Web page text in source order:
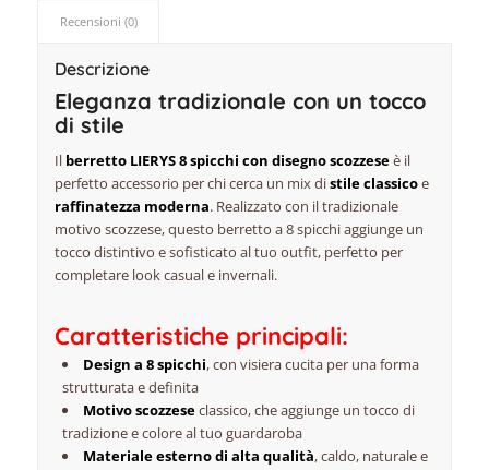
Recensioni (0)
Descrizione
Eleganza tradizionale con un tocco
di stile
Il berretto LIERYS 8 spicchi con disegno scozzeseè il
perfetto accessorio per chi cerca un mix distile classicoe
raffinatezza moderna. Realizzato con il tradizionale
motivo scozzese, questo berretto a 8 spicchi aggiunge un
tocco distintivo e sofisticato al tuo outfit, perfetto per
completare look casual e invernali.
Caratteristiche principali:
Design a 8 spicchi, con visiera cucita per una forma
strutturata e definita
Motivo scozzeseclassico, che aggiunge un tocco di
tradizione e colore al tuo guardaroba
Materiale esterno di alta qualità, caldo, naturale e